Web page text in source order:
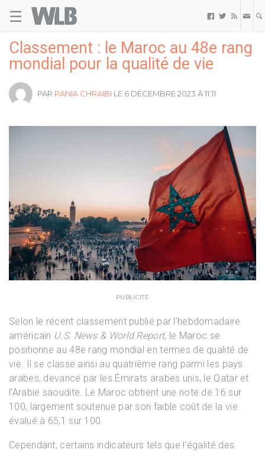
☰   
Classement : le Maroc au 48e rang
mondial pour la qualité de vie
PAR RANIA CHRAIBI LE 6 DÉCEMBRE 2023 À 11:11
PUBLICITÉ
Selon le récent classement publié par l’hebdomadaire
américain U.S. News & World Report, le Maroc se
positionne au 48e rang mondial en termes de qualité de
vie. Il se classe ainsi au quatrième rang parmi les pays
arabes, devancé par les Émirats arabes unis, le Qatar et
l’Arabie saoudite. Le Maroc obtient une note de 16 sur
100, largement soutenue par son faible coût de la vie
évalué à 65,1 sur 100.
Cependant, certains indicateurs tels que l’égalité des